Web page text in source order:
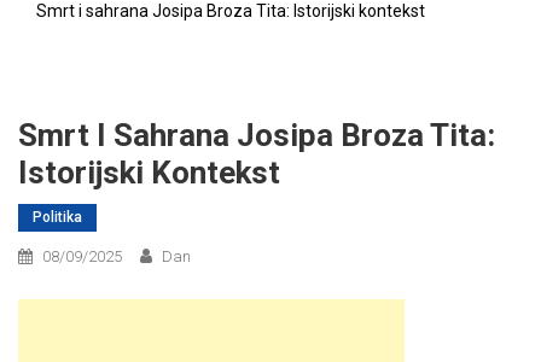
Smrt i sahrana Josipa Broza Tita: Istorijski kontekst
Smrt I Sahrana Josipa Broza Tita:
Istorijski Kontekst
Politika
08/09/2025 Dan